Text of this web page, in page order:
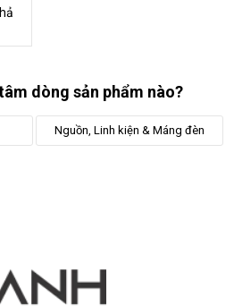
dòng sản phẩm nào?
Nguồn, Linh kiện & Máng đèn